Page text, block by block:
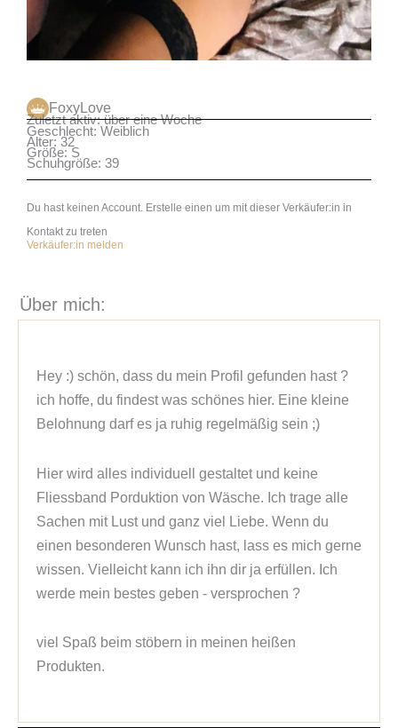
FoxyLove
Zuletzt aktiv: über eine Woche
Geschlecht: Weiblich
Alter: 32
Größe: S
Schuhgröße: 39
Du hast keinen Account. Erstelle einen um mit dieser Verkäufer:in in
Kontakt zu treten
Verkäufer:in melden
Über mich:
Hey :) schön, dass du mein Profil gefunden hast ?
ich hoffe, du findest was schönes hier. Eine kleine
Belohnung darf es ja ruhig regelmäßig sein ;)
Hier wird alles individuell gestaltet und keine
Fliessband Porduktion von Wäsche. Ich trage alle
Sachen mit Lust und ganz viel Liebe. Wenn du
einen besonderen Wunsch hast, lass es mich gerne
wissen. Vielleicht kann ich ihn dir ja erfüllen. Ich
werde mein bestes geben - versprochen ?
viel Spaß beim stöbern in meinen heißen
Produkten.